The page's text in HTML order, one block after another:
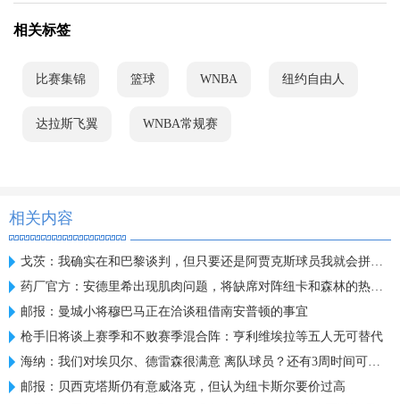
相关标签
比赛集锦 篮球 WNBA 纽约自由人
达拉斯飞翼 WNBA常规赛
相关内容
戈茨：我确实在和巴黎谈判，但只要还是阿贾克斯球员我就会拼全力
药厂官方：安德里希出现肌肉问题，将缺席对阵纽卡和森林的热身赛
邮报：曼城小将穆巴马正在洽谈租借南安普顿的事宜
枪手旧将谈上赛季和不败赛季混合阵：亨利维埃拉等五人无可替代
海纳：我们对埃贝尔、德雷森很满意 离队球员？还有3周时间可操作
邮报：贝西克塔斯仍有意威洛克，但认为纽卡斯尔要价过高